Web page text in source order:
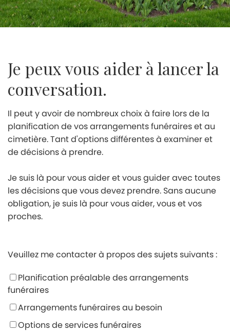
Je peux vous aider à lancer la
conversation.
Il peut y avoir de nombreux choix à faire lors de la
planification de vos arrangements funéraires et au
cimetière. Tant d'options différentes à examiner et
de décisions à prendre.
Je suis là pour vous aider et vous guider avec toutes
les décisions que vous devez prendre. Sans aucune
obligation, je suis là pour vous aider, vous et vos
proches.
Veuillez me contacter à propos des sujets suivants :
Planification préalable des arrangements
funéraires
Arrangements funéraires au besoin
Options de services funéraires